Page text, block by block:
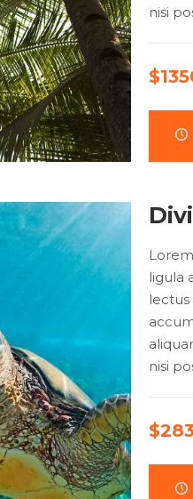
nisi
ligula
nisi